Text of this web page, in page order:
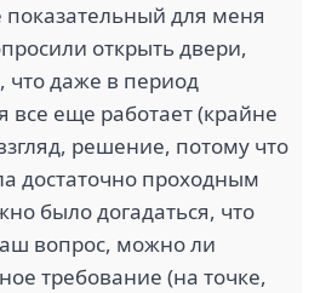
для меня
открыть двери,
что даже в период
еще работает (крайне
решение, потому что
достаточно проходным
было догадаться, что
вопрос, можно ли
требование (на точке,